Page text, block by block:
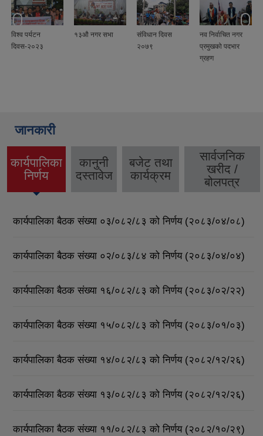
विश्व पर्यटन
दिवस-२०२३
१३औ नगर सभा
संविधान दिवस
२०७९
नव निर्वाचित नगर
प्रमुखको पदभार
ग्रहण
जानकारी
कार्यपालिका
निर्णय
(active
कानुनी
दस्तावेज
बजेट तथा
कार्यक्रम
सार्वजनिक
खरीद /
बोलपत्र
कार्यपालिका बैठक संख्या ०३/०८२/८३ को निर्णय (२०८३/०४/०८)
कार्यपालिका बैठक संख्या ०२/०८३/८४ को निर्णय (२०८३/०४/०४)
कार्यपालिका बैठक संख्या १६/०८२/८३ को निर्णय (२०८३/०२/२२)
कार्यपालिका बैठक संख्या १५/०८२/८३ को निर्णय (२०८३/०१/०३)
कार्यपालिका बैठक संख्या १४/०८२/८३ को निर्णय (२०८२/१२/२६)
कार्यपालिका बैठक संख्या १३/०८२/८३ को निर्णय (२०८२/१२/२६)
कार्यपालिका बैठक संख्या ११/०८२/८३ को निर्णय (२०८२/१०/२९)